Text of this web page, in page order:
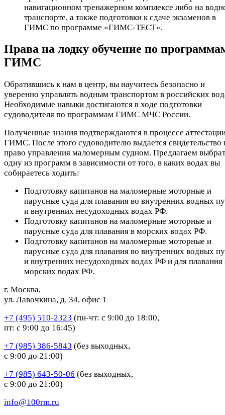
навигационном тренажерном комплексе либо на
транспорте, а также подготовки к сдаче экзаменов в
ГИМС по программе «ГИМС-ТЕСТ».
Права на лодку обучение по
ГИМС
Обратившись к нам в центр, вы научитесь безопасно и
уверенно управлять водным транспортом в российских
Необходимые навыки достигаются в ходе подготовки
судоводителя по программам ГИМС МЧС России.
Полученные знания подтверждаются в процессе
ГИМС. После этого судоводителю выдается свидетельство
право управления маломерным судном. Предлагаем
одну из программ в зависимости от того, в каких водах вы
собираетесь ходить:
Подготовку капитанов на маломерные моторные и
парусные суда для плавания во внутренних водных
и внутренних несудоходных водах РФ.
Подготовку капитанов на маломерные моторные и
парусные суда для плавания в морских водах РФ.
Подготовку капитанов на маломерные моторные и
парусные суда для плавания во внутренних водных
и внутренних несудоходных водах РФ и для плавания
морских водах РФ.
г. Москва,
ул. Лавочкина, д. 34, офис 1
+7 (495) 510-2323 (пн-чт: с 9:00 до 18:00,
пт: с 9:00 до 16:45)
+7 (985) 386-5843 (без выходных,
с 9:00 до 21:00)
+7 (985) 643-50-06 (без выходных,
с 9:00 до 21:00)
info@100rm.ru